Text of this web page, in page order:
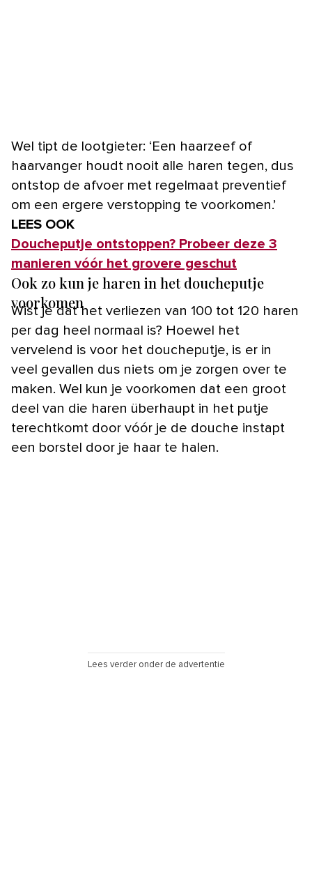
Wel tipt de lootgieter: ‘Een haarzeef of
haarvanger houdt nooit alle haren tegen, dus
ontstop de afvoer met regelmaat preventief
om een ergere verstopping te voorkomen.’
LEES OOK
Doucheputje ontstoppen? Probeer deze 3
manieren vóór het grovere geschut
Ook zo kun je haren in het doucheputje
voorkomen
Wist je dat het verliezen van 100 tot 120 haren
per dag heel normaal is? Hoewel het
vervelend is voor het doucheputje, is er in
veel gevallen dus niets om je zorgen over te
maken. Wel kun je voorkomen dat een groot
deel van die haren überhaupt in het putje
terechtkomt door vóór je de douche instapt
een borstel door je haar te halen.
Lees verder onder de advertentie